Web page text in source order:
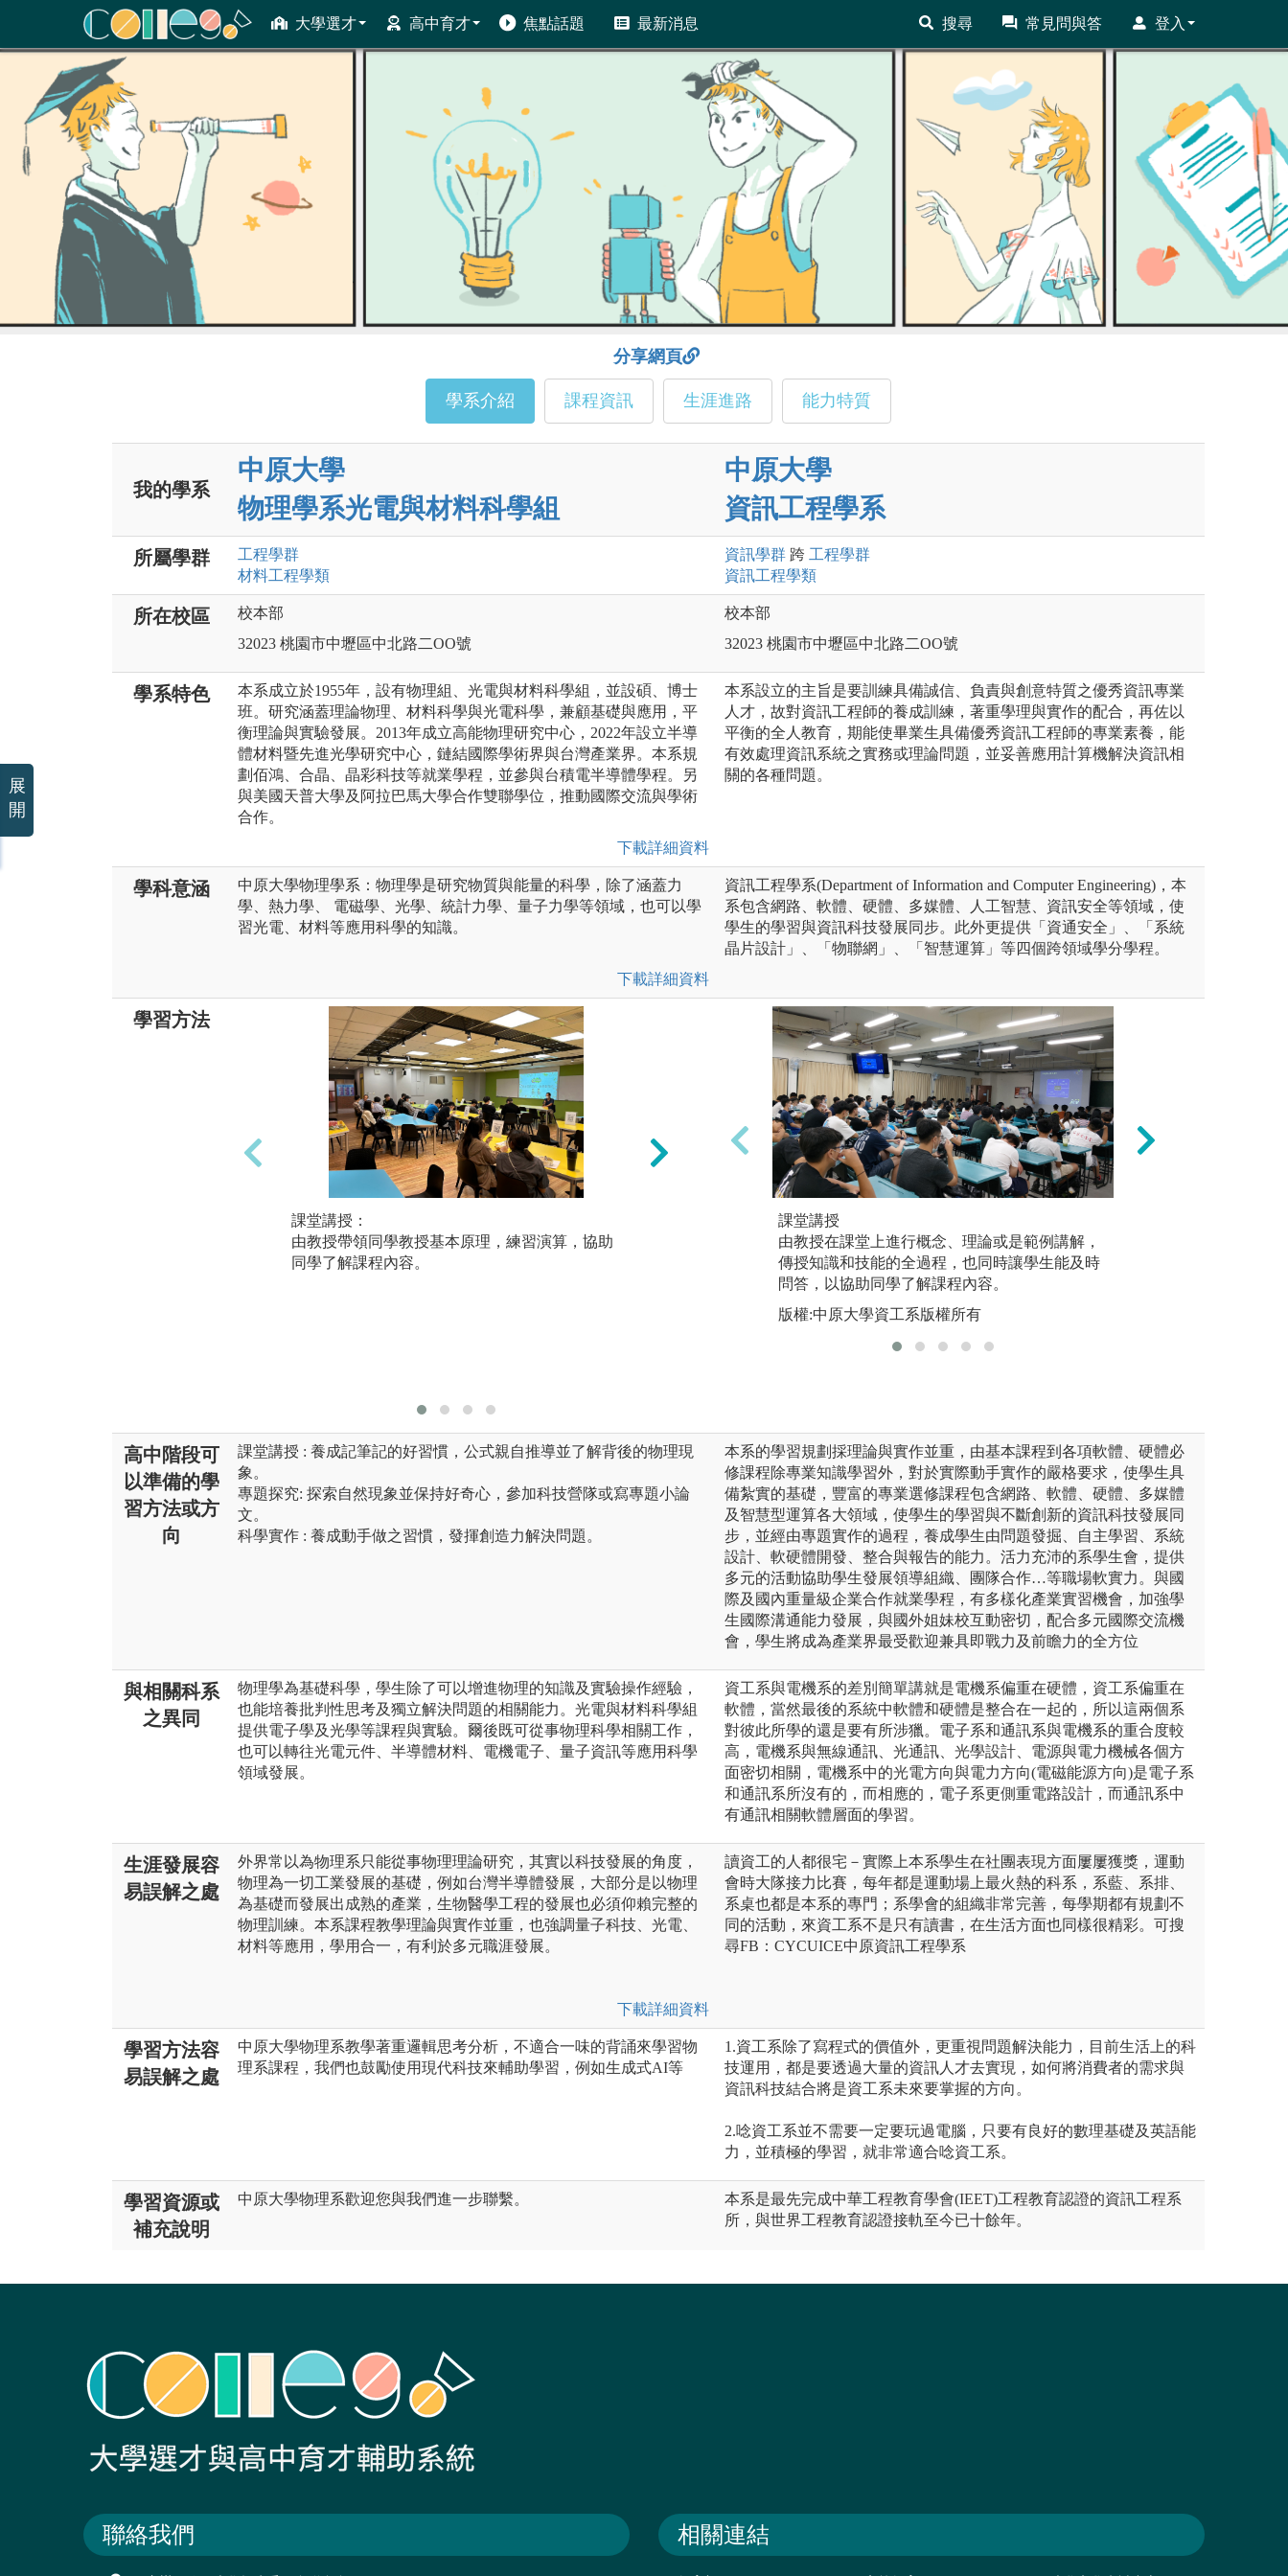
大學選才 高中育才 焦點話題 最新消息 搜尋 常見問與答 登入
ColleGo! 大學選才與高中育才輔助系統
分享網頁
學系介紹 課程資訊 生涯進路 能力特質
我的學系
中原大學
物理學系光電與材料科學組
中原大學
資訊工程學系
所屬學群 工程學群
材料工程學類
資訊學群 跨 工程學群
資訊工程學類
所在校區
校本部
32023 桃園市中壢區中北路二OO號
校本部
32023 桃園市中壢區中北路二OO號
學系特色
本系成立於1955年，設有物理組、光電與材料科學組，並設碩、博士
班。研究涵蓋理論物理、材料科學與光電科學，兼顧基礎與應用，平
衡理論與實驗發展。2013年成立高能物理研究中心，2022年設立半導
體材料暨先進光學研究中心，鏈結國際學術界與台灣產業界。本系規
劃佰鴻、合晶、晶彩科技等就業學程，並參與台積電半導體學程。另
與美國天普大學及阿拉巴馬大學合作雙聯學位，推動國際交流與學術
合作。
下載詳細資料
本系設立的主旨是要訓練具備誠信、負責與創意特質之優秀資訊專業
人才，故對資訊工程師的養成訓練，著重學理與實作的配合，再佐以
平衡的全人教育，期能使畢業生具備優秀資訊工程師的專業素養，能
有效處理資訊系統之實務或理論問題，並妥善應用計算機解決資訊相
關的各種問題。
學科意涵
中原大學物理學系：物理學是研究物質與能量的科學，除了涵蓋力
學、熱力學、 電磁學、光學、統計力學、量子力學等領域，也可以學
習光電、材料等應用科學的知識。
下載詳細資料
資訊工程學系(Department of Information and Computer Engineering)，本
系包含網路、軟體、硬體、多媒體、人工智慧、資訊安全等領域，使
學生的學習與資訊科技發展同步。此外更提供「資通安全」、「系統
晶片設計」、「物聯網」、「智慧運算」等四個跨領域學分學程。
學習方法
課堂講授：
由教授帶領同學教授基本原理，練習演算，協助
同學了解課程內容。
專題研究：
藉由餐與教授的專門領域研究，讓同學有機會進
行物理主題探討。
圖解:2023中原大學物理系專題論文競賽
課堂講授
由教授在課堂上進行概念、理論或是範例講解，
傳授知識和技能的全過程，也同時讓學生能及時
問答，以協助同學了解課程內容。
版權:中原大學資工系版權所有
高中階段可
以準備的學
習方法或方
向
課堂講授 : 養成記筆記的好習慣，公式親自推導並了解背後的物理現
象。
專題探究: 探索自然現象並保持好奇心，參加科技營隊或寫專題小論
文。
科學實作 : 養成動手做之習慣，發揮創造力解決問題。
本系的學習規劃採理論與實作並重，由基本課程到各項軟體、硬體必
修課程除專業知識學習外，對於實際動手實作的嚴格要求，使學生具
備紮實的基礎，豐富的專業選修課程包含網路、軟體、硬體、多媒體
及智慧型運算各大領域，使學生的學習與不斷創新的資訊科技發展同
步，並經由專題實作的過程，養成學生由問題發掘、自主學習、系統
設計、軟硬體開發、整合與報告的能力。活力充沛的系學生會，提供
多元的活動協助學生發展領導組織、團隊合作…等職場軟實力。與國
際及國內重量級企業合作就業學程，有多樣化產業實習機會，加強學
生國際溝通能力發展，與國外姐妹校互動密切，配合多元國際交流機
會，學生將成為產業界最受歡迎兼具即戰力及前瞻力的全方位
與相關科系
之異同
物理學為基礎科學，學生除了可以增進物理的知識及實驗操作經驗，
也能培養批判性思考及獨立解決問題的相關能力。光電與材料科學組
提供電子學及光學等課程與實驗。爾後既可從事物理科學相關工作，
也可以轉往光電元件、半導體材料、電機電子、量子資訊等應用科學
領域發展。
資工系與電機系的差別簡單講就是電機系偏重在硬體，資工系偏重在
軟體，當然最後的系統中軟體和硬體是整合在一起的，所以這兩個系
對彼此所學的還是要有所涉獵。電子系和通訊系與電機系的重合度較
高，電機系與無線通訊、光通訊、光學設計、電源與電力機械各個方
面密切相關，電機系中的光電方向與電力方向(電磁能源方向)是電子系
和通訊系所沒有的，而相應的，電子系更側重電路設計，而通訊系中
有通訊相關軟體層面的學習。
生涯發展容
易誤解之處
外界常以為物理系只能從事物理理論研究，其實以科技發展的角度，
物理為一切工業發展的基礎，例如台灣半導體發展，大部分是以物理
為基礎而發展出成熟的產業，生物醫學工程的發展也必須仰賴完整的
物理訓練。本系課程教學理論與實作並重，也強調量子科技、光電、
材料等應用，學用合一，有利於多元職涯發展。
下載詳細資料
讀資工的人都很宅－實際上本系學生在社團表現方面屢屢獲獎，運動
會時大隊接力比賽，每年都是運動場上最火熱的科系，系藍、系排、
系桌也都是本系的專門；系學會的組織非常完善，每學期都有規劃不
同的活動，來資工系不是只有讀書，在生活方面也同樣很精彩。可搜
尋FB：CYCUICE中原資訊工程學系
學習方法容
易誤解之處
中原大學物理系教學著重邏輯思考分析，不適合一味的背誦來學習物
理系課程，我們也鼓勵使用現代科技來輔助學習，例如生成式AI等
1.資工系除了寫程式的價值外，更重視問題解決能力，目前生活上的科
技運用，都是要透過大量的資訊人才去實現，如何將消費者的需求與
資訊科技結合將是資工系未來要掌握的方向。
2.唸資工系並不需要一定要玩過電腦，只要有良好的數理基礎及英語能
力，並積極的學習，就非常適合唸資工系。
學習資源或
補充說明
中原大學物理系歡迎您與我們進一步聯繫。
本系是最先完成中華工程教育學會(IEET)工程教育認證的資訊工程系
所，與世界工程教育認證接軌至今已十餘年。
聯絡我們 相關連結
展
開